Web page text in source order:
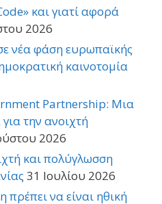
και γιατί αφορά
2026
νέα φάση ευρωπαϊκής
καινοτομία
Partnership: Μια
την ανοιχτή
2026
και πολύγλωσση
31 Ιουλίου 2026
να είναι ηθική